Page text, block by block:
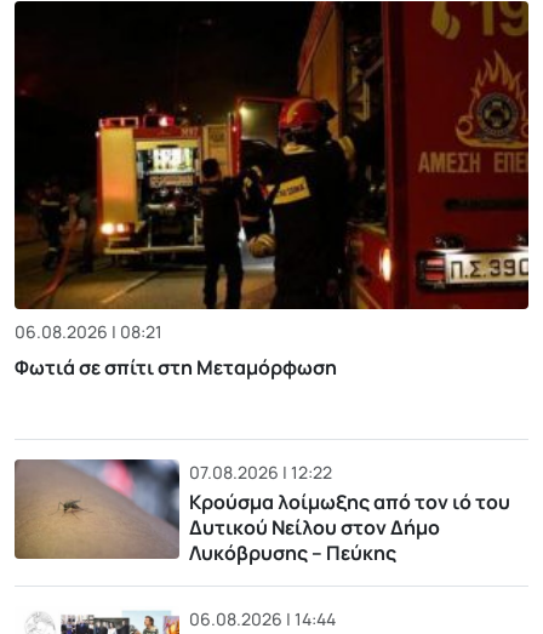
06.08.2026 | 08:21
Φωτιά σε σπίτι στη Μεταμόρφωση
07.08.2026 | 12:22
Κρούσμα λοίμωξης από τον ιό του
Δυτικού Νείλου στον Δήμο
Λυκόβρυσης – Πεύκης
06.08.2026 | 14:44